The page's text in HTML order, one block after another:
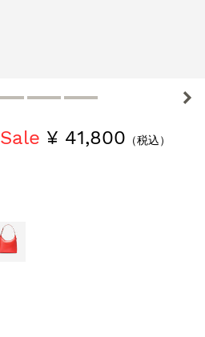
Sale ¥ 41,800 （税込）